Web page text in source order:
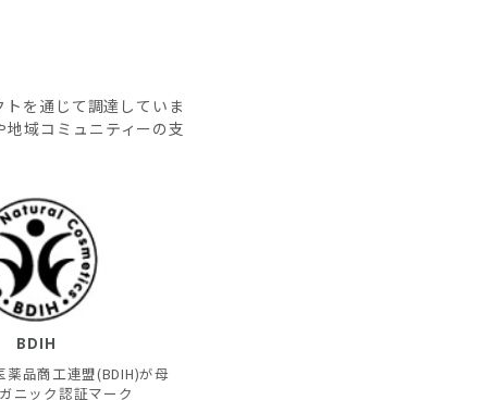
を通じて調達していま
域コミュニティーの支
BDIH
薬品商工連盟(BDIH)が母
ニック認証マーク